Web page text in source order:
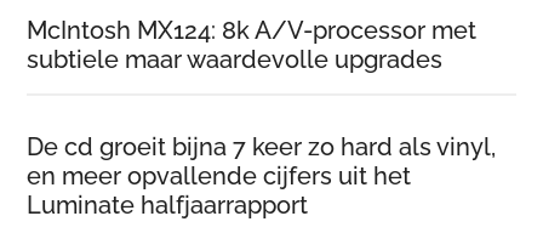
McIntosh MX124: 8k A/V-processor met
subtiele maar waardevolle upgrades
De cd groeit bijna 7 keer zo hard als vinyl,
en meer opvallende cijfers uit het
Luminate halfjaarrapport